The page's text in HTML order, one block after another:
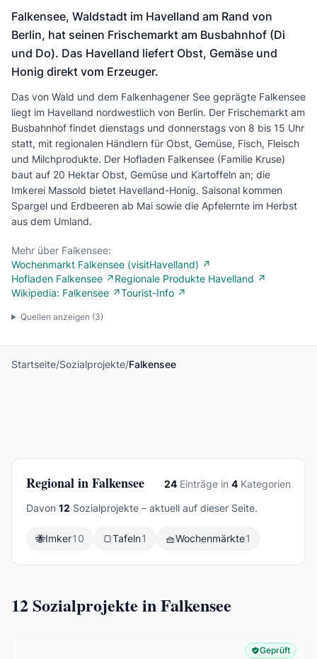
Falkensee, Waldstadt im Havelland am Rand von
Berlin, hat seinen Frischemarkt am Busbahnhof (Di
und Do). Das Havelland liefert Obst, Gemäse und
Honig direkt vom Erzeuger.
Das von Wald und dem Falkenhagener See geprägte Falkensee
liegt im Havelland nordwestlich von Berlin. Der Frischemarkt am
Busbahnhof findet dienstags und donnerstags von 8 bis 15 Uhr
statt, mit regionalen Händlern für Obst, Gemüse, Fisch, Fleisch
und Milchprodukte. Der Hofladen Falkensee (Familie Kruse)
baut auf 20 Hektar Obst, Gemüse und Kartoffeln an; die
Imkerei Massold bietet Havelland-Honig. Saisonal kommen
Spargel und Erdbeeren ab Mai sowie die Apfelernte im Herbst
aus dem Umland.
Mehr über Falkensee:
Wochenmarkt Falkensee (visitHavelland) ↗
Hofladen Falkensee ↗Regionale Produkte Havelland ↗
Wikipedia: Falkensee ↗Tourist-Info ↗
Quellen anzeigen (3)
Startseite/Sozialprojekte/Falkensee
Regional in Falkensee 24 Einträge in 4 Kategorien
Davon 12 Sozialprojekte – aktuell auf dieser Seite.
🐝Imker10 🍞Tafeln1 🧺Wochenmärkte1
12Sozialprojekte in Falkensee
Geprüft